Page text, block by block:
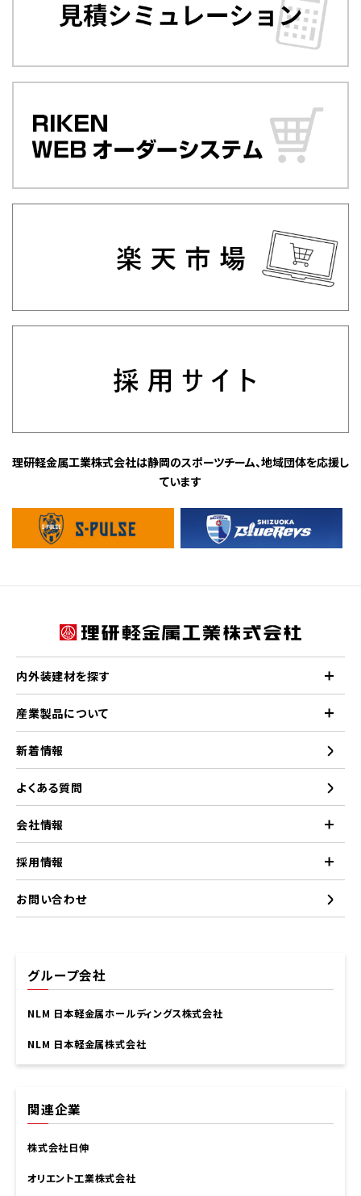
理研軽金属工業株式会社は静岡のスポーツチーム、地域団体を応援し
ています
内外装建材を探す
産業製品について
新着情報
よくある質問
会社情報
採用情報
お問い合わせ
グループ会社
NLM 日本軽金属ホールディングス株式会社
NLM 日本軽金属株式会社
関連企業
株式会社日伸
オリエント工業株式会社